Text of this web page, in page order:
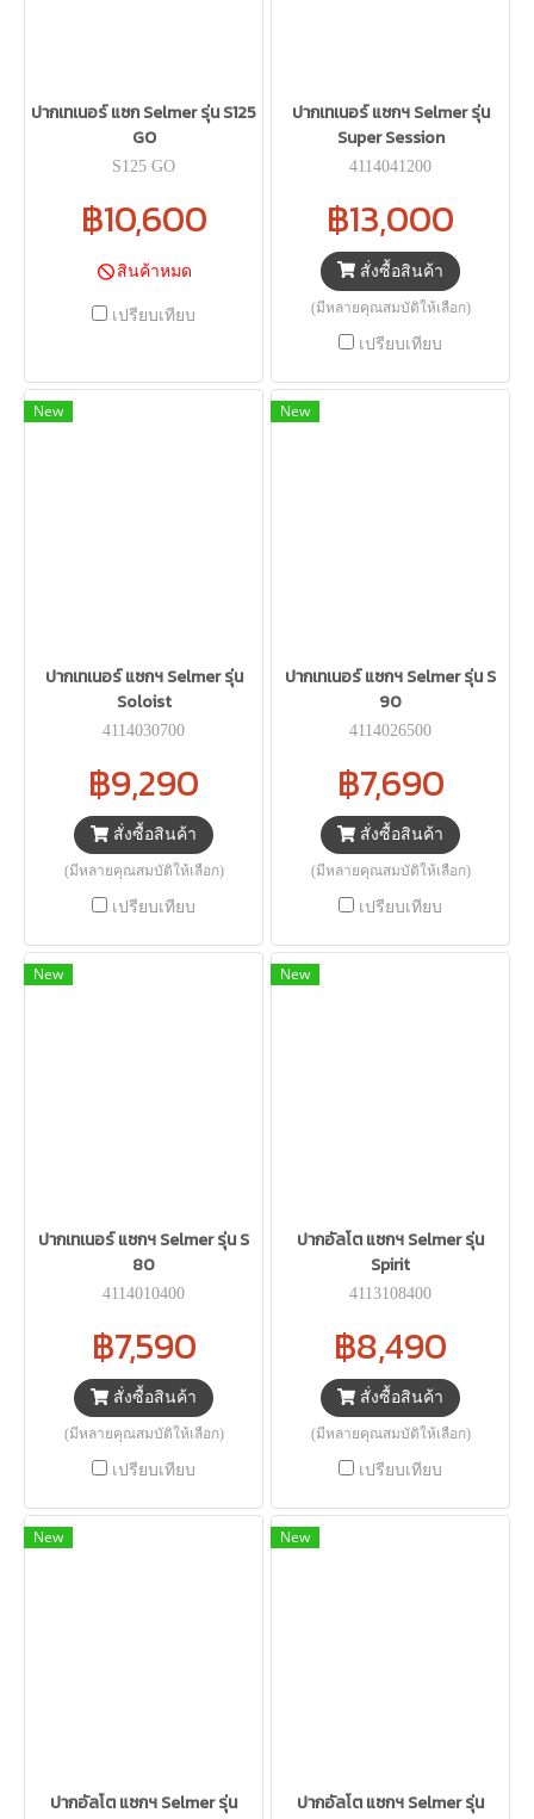
ปากเทเนอร์ แซก Selmer รุ่น S125
GO
S125 GO
฿10,600
สินค้าหมด
เปรียบเทียบ
ปากเทเนอร์ แซกฯ Selmer รุ่น
Super Session
4114041200
฿13,000
สั่งซื้อสินค้า
(มีหลายคุณสมบัติให้เลือก)
เปรียบเทียบ
New
ปากเทเนอร์ แซกฯ Selmer รุ่น
Soloist
4114030700
฿9,290
สั่งซื้อสินค้า
(มีหลายคุณสมบัติให้เลือก)
เปรียบเทียบ
New
ปากเทเนอร์ แซกฯ Selmer รุ่น S
90
4114026500
฿7,690
สั่งซื้อสินค้า
(มีหลายคุณสมบัติให้เลือก)
เปรียบเทียบ
New
ปากเทเนอร์ แซกฯ Selmer รุ่น S
80
4114010400
฿7,590
สั่งซื้อสินค้า
(มีหลายคุณสมบัติให้เลือก)
เปรียบเทียบ
New
ปากอัลโต แซกฯ Selmer รุ่น
Spirit
4113108400
฿8,490
สั่งซื้อสินค้า
(มีหลายคุณสมบัติให้เลือก)
เปรียบเทียบ
New
ปากอัลโต แซกฯ Selmer รุ่น
New
ปากอัลโต แซกฯ Selmer รุ่น